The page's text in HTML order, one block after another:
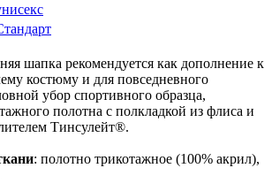
шапка рекомендуется как дополнение к
костюму и для повседневного
убор спортивного образца,
полотна с полкладкой из флиса и
Тинсулейт®.
: полотно трикотажное (100% акрил),